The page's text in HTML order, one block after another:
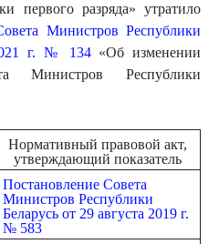
первого разряда» утратило
Министров Республики
г. № 134«Об изменении
Министров Республики
Нормативный правовой акт,
утверждающий показатель
Постановление Совета
Министров Республики
Беларусь от 29 августа 2019 г.
№ 583